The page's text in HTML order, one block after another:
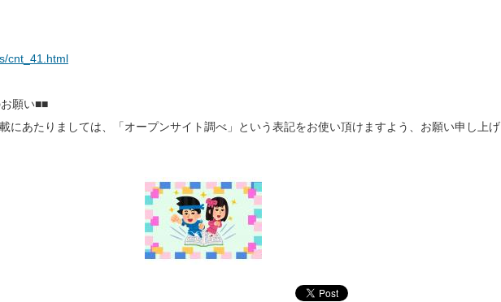
cnt_41.html
願い■■
にあたりましては、「オープンサイト調べ」という表記をお使い頂けますよう、お願い申し上げ